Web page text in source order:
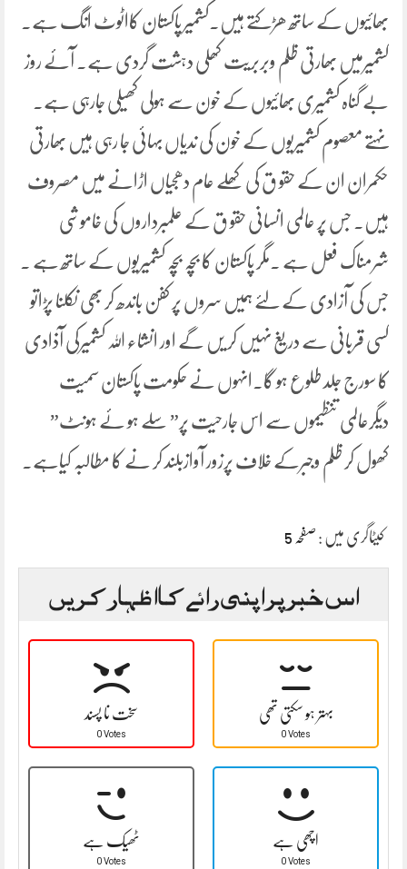
بھائیوں کے ساتھ ھڑکتے ہیں۔کشمیر پاکستان کااٹوٹ انگ ہے۔
کشمیرمیں بھارتی ظلم وبربریت کھلی دہشت گردی ہے۔ آئے روز
بے گناہ کشمیری بھائیوں کے خون سے ہولی کھیلی جارہی ہے۔
نہتے معصوم کشمیریوں کے خون کی ندیاں بہائی جا رہی ہیں بھارتی
حکمران ان کے حقو ق کی کھلے عام دھجیاں اڑانے میں مصروف
ہیں۔ جس پر عالمی انسانی حقو ق کے علمبرداروں کی خاموشی
شرمناک فعل ہے ۔مگر پاکستان کا بچہ بچہ کشمیریوں کے ساتھ ہے ۔
جس کی آزادی کے لئے ہمیں سروں پر کفن باندھ کر بھی نکلنا پڑاتو
کسی قربانی سے دریغ نہیں کر یں گے اور انشاء اللہ کشمیرکی آذادی
کا سورج جلد طلوع ہو گا۔انہوں نے حکومت پاکستان سمیت
دیگرعالمی تنظیموں سے اس جارحیت پر” سلے ہو ئے ہونٹ”
کھول کر ظلم وجبرکے خلاف پرزور آوازبلند کر نے کا مطالبہ کیاہے۔
کیٹاگری میں : صفحہ 5
اس خبر پر اپنی رائے کا اظہار کریں
سخت نا پسند
0 Votes
بہتر ہو سکتی تھی
0 Votes
ٹھیک ہے
0 Votes
اچھی ہے
0 Votes